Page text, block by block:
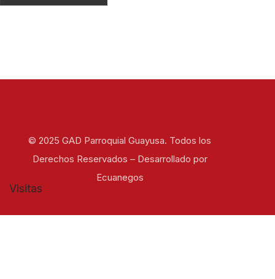
© 2025 GAD Parroquial Guayusa. Todos los
Derechos Reservados – Desarrollado por
Ecuanegos
Visitas